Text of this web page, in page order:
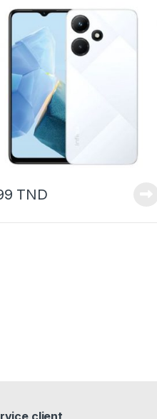
TND
client